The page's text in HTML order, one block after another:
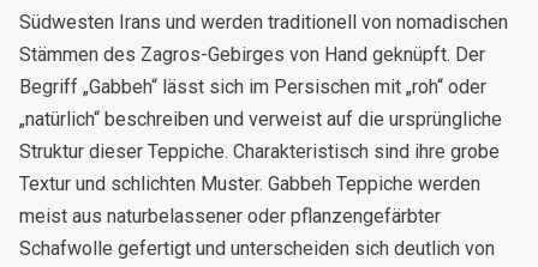
Südwesten Irans und werden traditionell von nomadischen
Stämmen des Zagros-Gebirges von Hand geknüpft. Der
Begriff „Gabbeh“ lässt sich im Persischen mit „roh“ oder
„natürlich“ beschreiben und verweist auf die ursprüngliche
Struktur dieser Teppiche. Charakteristisch sind ihre grobe
Textur und schlichten Muster. Gabbeh Teppiche werden
meist aus naturbelassener oder pflanzengefärbter
Schafwolle gefertigt und unterscheiden sich deutlich von